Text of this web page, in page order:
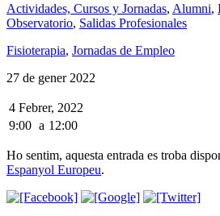
Actividades, Cursos y Jornadas, Alumni,
Observatorio, Salidas Profesionales
Fisioterapia, Jornadas de Empleo
27 de gener 2022
4 Febrer, 2022
9:00 a 12:00
Ho sentim, aquesta entrada es troba
Espanyol Europeu.